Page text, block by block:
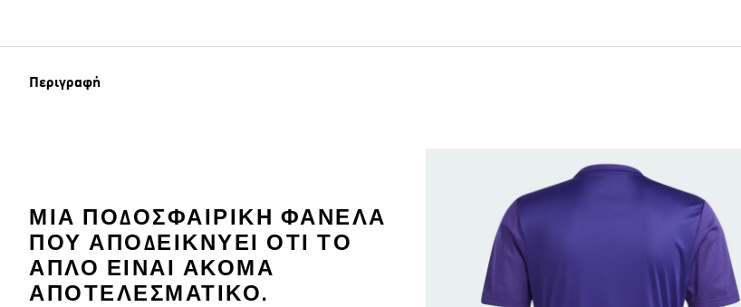
Περιγραφή
ΜΙΑ ΠΟΔΟΣΦΑΙΡΙΚΉ ΦΑΝΈΛΑ
ΠΟΥ ΑΠΟΔΕΙΚΝΎΕΙ ΌΤΙ ΤΟ
ΑΠΛΌ ΕΊΝΑΙ ΑΚΌΜΑ
ΑΠΟΤΕΛΕΣΜΑΤΙΚΌ.